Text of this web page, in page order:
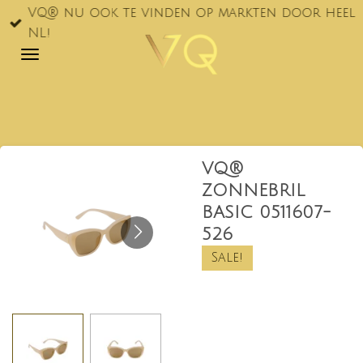
Ga
direct
naar
VQ® nu ook te vinden op markten door heel
NL!
VQ®
ZONNEBRIL
BASIC 0511607-
526
Sale!